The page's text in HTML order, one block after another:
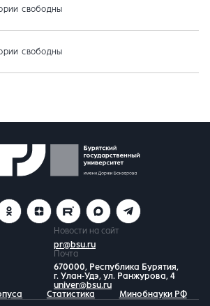
свободны
свободны
Новости на сайт
pr@bsu.ru
Почта
670000, Республика Бурятия,
г. Улан-Удэ, ул. Ранжурова, 4
univer@bsu.ru
Статистика Минобнауки РФ